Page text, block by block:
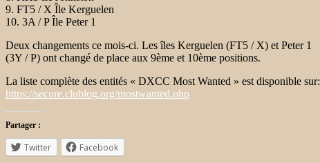
9. FT5 / X Île Kerguelen
10. 3A / P Île Peter 1
Deux changements ce mois-ci. Les îles Kerguelen (FT5 / X) et Peter 1
(3Y / P) ont changé de place aux 9ème et 10ème positions.
La liste complète des entités « DXCC Most Wanted » est disponible sur:
https://secure.clublog.org/mostwanted.php
Partager :
Twitter Facebook